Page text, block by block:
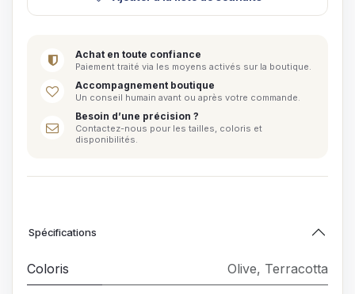
Achat en toute confiance
Paiement traité via les moyens activés sur la boutique.
Accompagnement boutique
Un conseil humain avant ou après votre commande.
Besoin d’une précision ?
Contactez-nous pour les tailles, coloris et
disponibilités.
Spécifications
Coloris Olive, Terracotta